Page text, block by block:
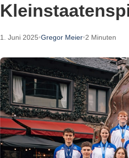
1. Juni 2025•Gregor Meier•2 Minuten